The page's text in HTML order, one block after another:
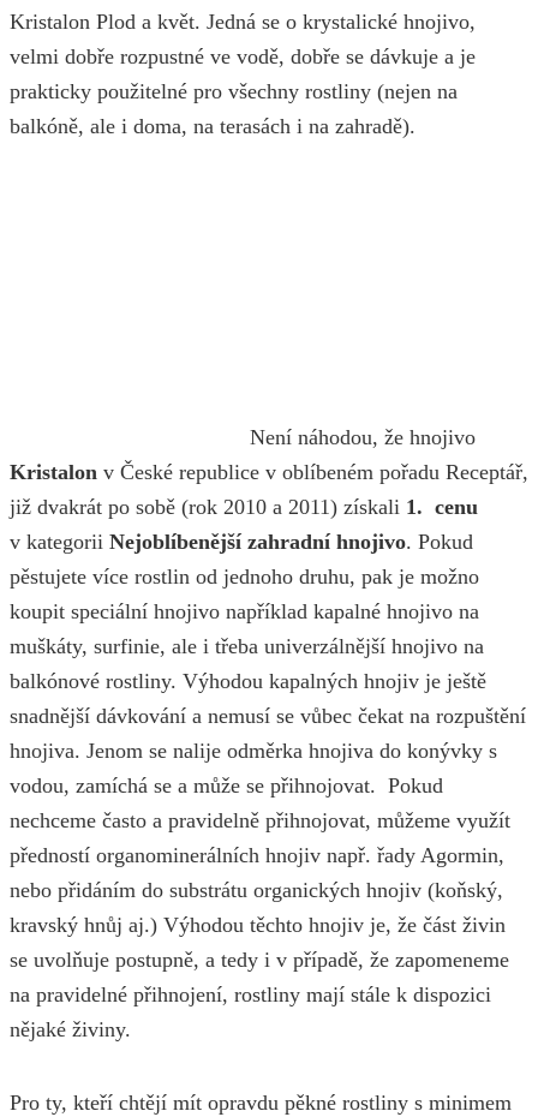
Kristalon Plod a květ. Jedná se o krystalické hnojivo,
velmi dobře rozpustné ve vodě, dobře se dávkuje a je
prakticky použitelné pro všechny rostliny (nejen na
balkóně, ale i doma, na terasách i na zahradě).
Není náhodou, že hnojivo
Kristalon v České republice v oblíbeném pořadu Receptář,
již dvakrát po sobě (rok 2010 a 2011) získali 1. cenu
v kategorii Nejoblíbenější zahradní hnojivo. Pokud
pěstujete více rostlin od jednoho druhu, pak je možno
koupit speciální hnojivo například kapalné hnojivo na
muškáty, surfinie, ale i třeba univerzálnější hnojivo na
balkónové rostliny. Výhodou kapalných hnojiv je ještě
snadnější dávkování a nemusí se vůbec čekat na rozpuštění
hnojiva. Jenom se nalije odměrka hnojiva do konývky s
vodou, zamíchá se a může se přihnojovat. Pokud
nechceme často a pravidelně přihnojovat, můžeme využít
předností organominerálních hnojiv např. řady Agormin,
nebo přidáním do substrátu organických hnojiv (koňský,
kravský hnůj aj.) Výhodou těchto hnojiv je, že část živin
se uvolňuje postupně, a tedy i v případě, že zapomeneme
na pravidelné přihnojení, rostliny mají stále k dispozici
nějaké živiny.
Pro ty, kteří chtějí mít opravdu pěkné rostliny s minimem